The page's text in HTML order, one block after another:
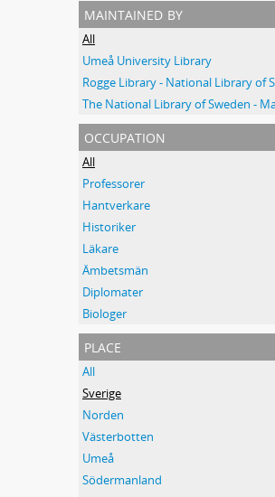
maintained by
All
Umeå University Library
occupation
All
Professorer
Hantverkare
Historiker
Läkare
Ämbetsmän
Diplomater
Biologer
place
All
Sverige
Norden
Västerbotten
Umeå
Södermanland